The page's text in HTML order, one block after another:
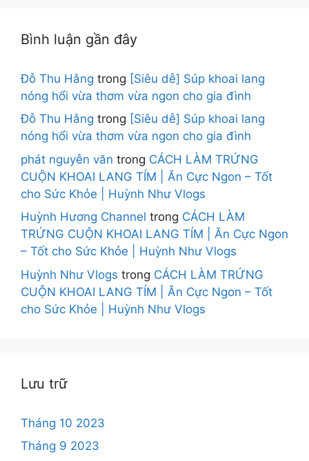
Bình luận gần đây
Đỗ Thu Hằng trong [Siêu dễ] Súp khoai lang
nóng hổi vừa thơm vừa ngon cho gia đình
Đỗ Thu Hằng trong [Siêu dễ] Súp khoai lang
nóng hổi vừa thơm vừa ngon cho gia đình
phát nguyễn văn trong CÁCH LÀM TRỨNG
CUỘN KHOAI LANG TÍM | Ăn Cực Ngon – Tốt
cho Sức Khỏe | Huỳnh Như Vlogs
Huỳnh Hương Channel trong CÁCH LÀM
TRỨNG CUỘN KHOAI LANG TÍM | Ăn Cực Ngon
– Tốt cho Sức Khỏe | Huỳnh Như Vlogs
Huỳnh Như Vlogs trong CÁCH LÀM TRỨNG
CUỘN KHOAI LANG TÍM | Ăn Cực Ngon – Tốt
cho Sức Khỏe | Huỳnh Như Vlogs
Lưu trữ
Tháng 10 2023
Tháng 9 2023